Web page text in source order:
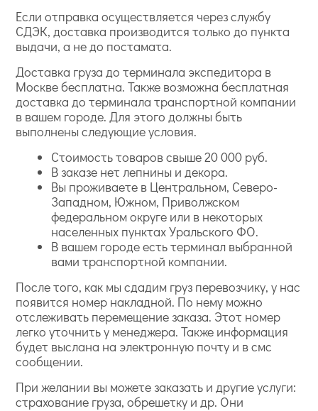
Если отправка осуществляется через службу
СДЭК, доставка производится только до пункта
выдачи, а не до постамата.
Доставка груза до терминала экспедитора в
Москве бесплатна. Также возможна бесплатная
доставка до терминала транспортной компании
в вашем городе. Для этого должны быть
выполнены следующие условия.
Стоимость товаров свыше 20 000 руб.
В заказе нет лепнины и декора.
Вы проживаете в Центральном, Северо-
Западном, Южном, Приволжском
федеральном округе или в некоторых
населенных пунктах Уральского ФО.
В вашем городе есть терминал выбранной
вами транспортной компании.
После того, как мы сдадим груз перевозчику, у нас
появится номер накладной. По нему можно
отслеживать перемещение заказа. Этот номер
легко уточнить у менеджера. Также информация
будет выслана на электронную почту и в смс
сообщении.
При желании вы можете заказать и другие услуги:
страхование груза, обрешетку и др. Они